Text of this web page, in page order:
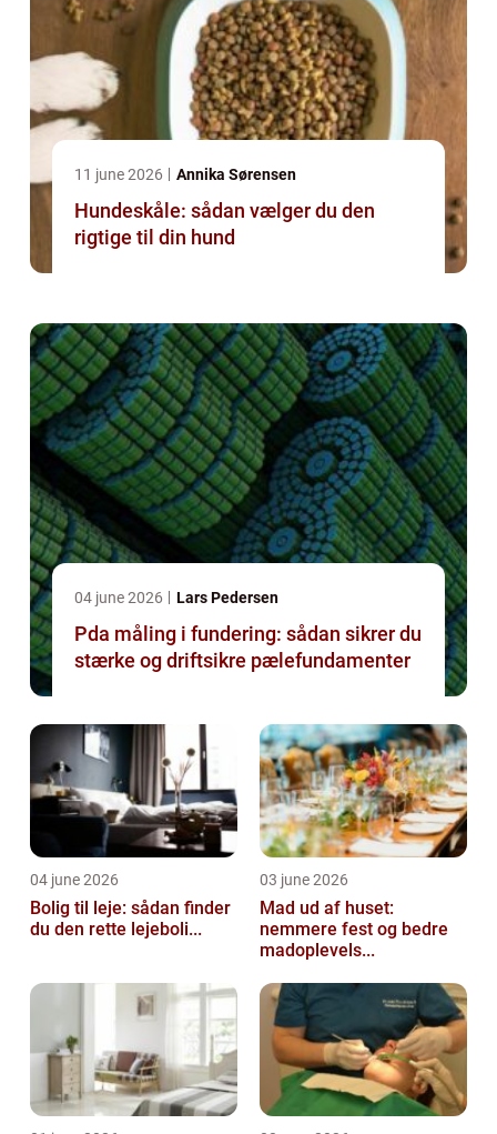
11 june 2026 Annika Sørensen
Hundeskåle: sådan vælger du den
rigtige til din hund
04 june 2026 Lars Pedersen
Pda måling i fundering: sådan sikrer du
stærke og driftsikre pælefundamenter
04 june 2026
Bolig til leje: sådan finder
du den rette lejeboli...
03 june 2026
Mad ud af huset:
nemmere fest og bedre
madoplevels...